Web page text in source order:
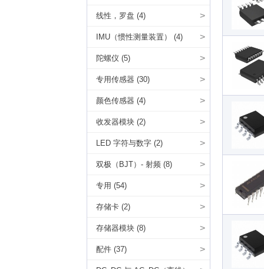
线性，罗盘 (4) >
IMU（惯性测量装置） (4) >
陀螺仪 (5) >
专用传感器 (30) >
颜色传感器 (4) >
收发器模块 (2) >
LED 字符与数字 (2) >
双极（BJT）- 射频 (8) >
专用 (54) >
存储卡 (2) >
存储器模块 (8) >
配件 (37) >